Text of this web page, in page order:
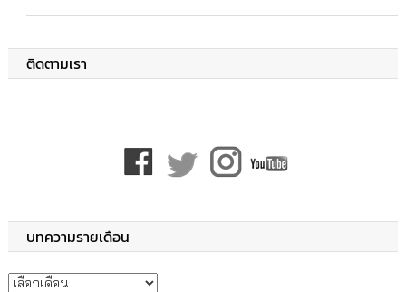
ติดตามเรา
บทความรายเดือน
บทความรายเดือน